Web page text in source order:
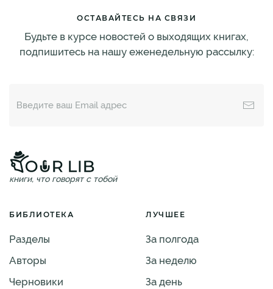
ОСТАВАЙТЕСЬ НА СВЯЗИ
Будьте в курсе новостей о выходящих книгах,
подпишитесь на нашу еженедельную рассылку:
книги, что говорят с тобой
БИБЛИОТЕКА
Разделы
Авторы
Черновики
ЛУЧШЕЕ
За полгода
За неделю
За день